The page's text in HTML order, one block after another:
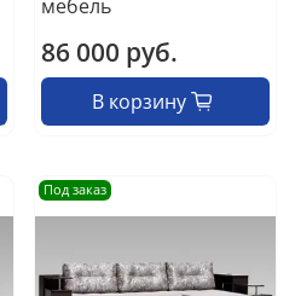
мебель
86 000 руб.
В корзину
Под заказ